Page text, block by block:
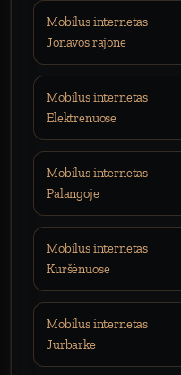
Mobilus internetas
Jonavos rajone
Mobilus internetas
Elektrėnuose
Mobilus internetas
Palangoje
Mobilus internetas
Kuršėnuose
Mobilus internetas
Jurbarke